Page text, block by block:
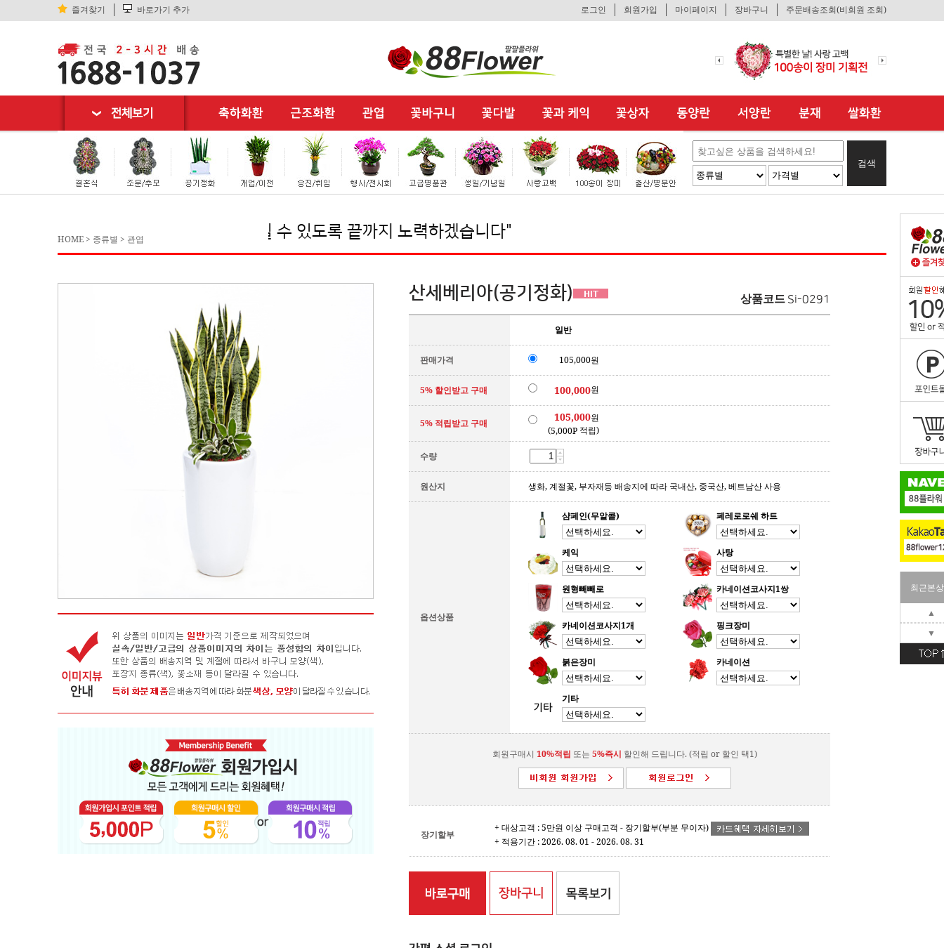
즐겨찾기 바로가기 추가 로그인 회원가입 마이페이지 장바구니 주문배송조회(비회원 조회)
검색
최근본
▲
▼
HOME > 종류별 > 관엽
"고객님께기분좋은 쇼핑 이 될 수 있도록 끝까지 노력하겠습니다"
산세베리아(공기정화) 상품코드 Si-0291
일반
판매가격 105,000원
5% 할인받고 구매 100,000원
5% 적립받고 구매 105,000원
(5,000P 적립)
수량
원산지 생화, 계절꽃, 부자재등 배송지에 따라 국내산, 중국산, 베트남산 사용
옵션상품
샴페인(무알콜) 페레로로쉐 하트
케익 사탕
원형빼빼로 카네이션코사지1쌍
카네이션코사지1개 핑크장미
붉은장미 카네이션
기타
회원구매시 10%적립 또는 5%즉시 할인해 드립니다. (적립 or 할인 택1)
장기할부
+ 대상고객 : 5만원 이상 구매고객 - 장기할부(부분 무이자)
+ 적용기간 : 2026. 08. 01 - 2026. 08. 31